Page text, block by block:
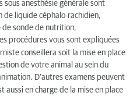
sous anesthésie générale sont
de liquide céphalo-rachidien,
de sonde de nutrition,
procédures vous sont expliquées
conseillera soit la mise en place
de votre animal au sein du
D’autres examens peuvent
aussi en charge de la mise en place